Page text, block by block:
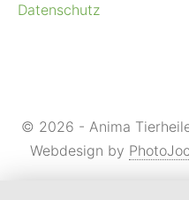
Datenschutz
© 2026 - Anima
Webdesign by